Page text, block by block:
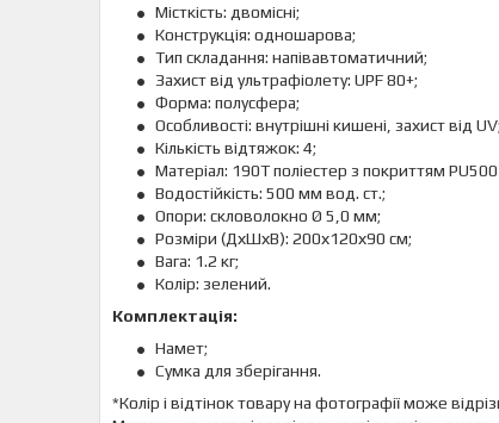
Місткість: двомісні;
Конструкція: одношарова;
Тип складання: напівавтоматичний;
Захист від ультрафіолету: UPF 80+;
Форма: полусфера;
Особливості: внутрішні кишені, захист від UV;
Кількість відтяжок: 4;
Матеріал: 190T поліестер з покриттям
Водостійкість: 500 мм вод. ст.;
Опори: скловолокно Ø 5,0 мм;
Розміри (ДхШхВ): 200х120х90 см;
Вага: 1.2 кг;
Колір: зелений.
Комплектація:
Намет;
Сумка для зберігання.
*Колір і відтінок товару на фотографії може